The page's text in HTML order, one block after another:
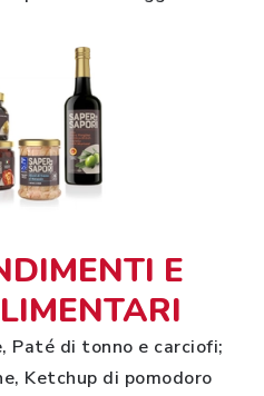
E
Paté di tonno e carciofi;
Ketchup di pomodoro